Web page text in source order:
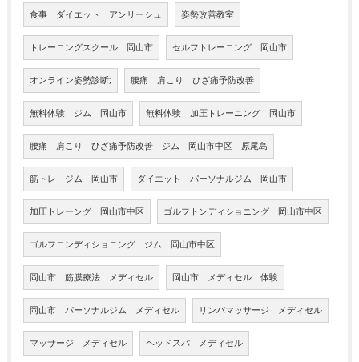
食事 ダイエット アンリーシュ 姿勢改善教室
トレーニングスクール 岡山市 セルフトレーニング 岡山市
オンライン姿勢診断; 腰痛 肩こり ひざ痛予防改善
無料体験 ジム 岡山市 無料体験 加圧トレーニング 岡山市
腰痛 肩こり ひざ痛予防改善 ジム 岡山市中区 原尾島
筋トレ ジム 岡山市 ダイエット パーソナルジム 岡山市
加圧トレーング 岡山市中区 ゴルフトンディショニング 岡山市中区
ゴルフコンディショニング ジム 岡山市中区
岡山市 筋膜療法 メディセル 岡山市 メディセル 体験
岡山市 パーソナルジム メディセル リンパマッサージ メディセル
マッサージ メディセル ヘッドスパ メディセル